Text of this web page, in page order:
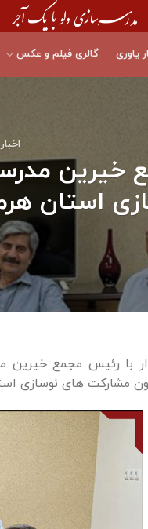
یاوری گالری فیلم و عکس
خیرین
استان هرمزگان – ۱۰
با رئیس مجمع خیرین
مشارکت های نوسازی